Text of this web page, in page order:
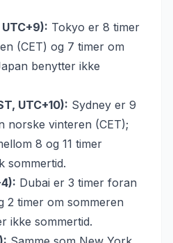
Tokyo er 8 timer
(CET) og 7 timer om
benytter ikke
UTC+10): Sydney er 9
norske vinteren (CET);
8 og 11 timer
sommertid.
Dubai er 3 timer foran
2 timer om sommeren
ikke sommertid.